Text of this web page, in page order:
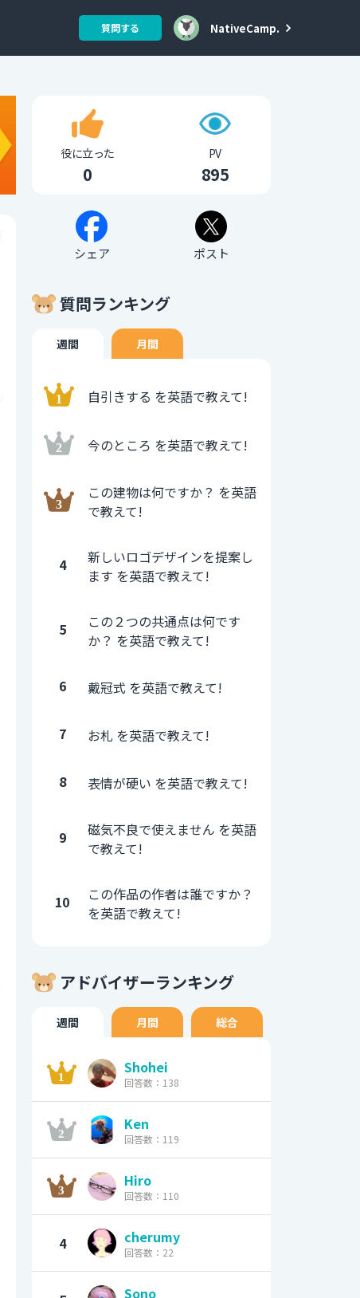
質問する NativeCamp.
役に立った
0
PV
895
シェア ポスト
質問ランキング
週間 月間
自引きする を英語で教えて!
今のところ を英語で教えて!
この建物は何ですか？ を英語
で教えて!
4
新しいロゴデザインを提案し
ます を英語で教えて!
5
この２つの共通点は何です
か？ を英語で教えて!
6 戴冠式 を英語で教えて!
7 お札 を英語で教えて!
8 表情が硬い を英語で教えて!
9
磁気不良で使えません を英語
で教えて!
10
この作品の作者は誰ですか？
を英語で教えて!
アドバイザーランキング
週間 月間 総合
Shohei
回答数：138
Ken
回答数：119
Hiro
回答数：110
4 cherumy
回答数：22
Sono